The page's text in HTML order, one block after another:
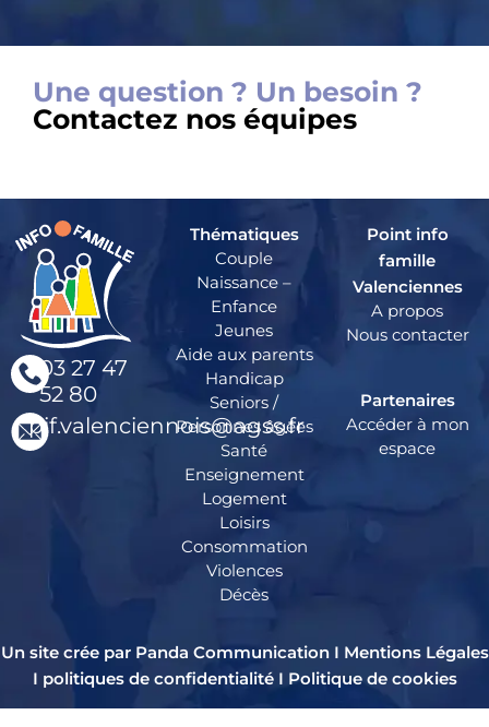
Une question ? Un besoin ?
Contactez nos équipes
03 27 47
52 80
pif.valenciennois@agss.fr
Thématiques
Couple
Naissance –
Enfance
Jeunes
Aide aux parents
Handicap
Seniors /
Personnes âgées
Santé
Enseignement
Logement
Loisirs
Consommation
Violences
Décès
Point info
famille
Valenciennes
A propos
Nous contacter
Partenaires
Accéder à mon
espace
Un site crée par Panda Communication I Mentions Légales
I politiques de confidentialitéI Politique de cookies